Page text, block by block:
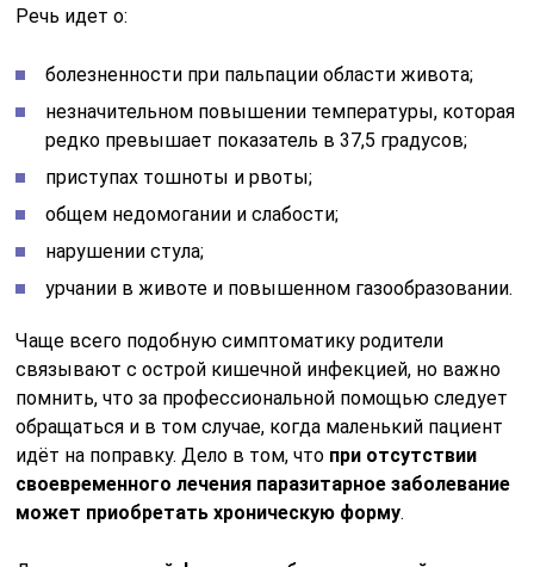
Речь идет о:
болезненности при пальпации области живота;
незначительном повышении температуры, которая
редко превышает показатель в 37,5 градусов;
приступах тошноты и рвоты;
общем недомогании и слабости;
нарушении стула;
урчании в животе и повышенном газообразовании.
Чаще всего подобную симптоматику родители
связывают с острой кишечной инфекцией, но важно
помнить, что за профессиональной помощью следует
обращаться и в том случае, когда маленький пациент
идёт на поправку. Дело в том, что при отсутствии
своевременного лечения паразитарное заболевание
может приобретать хроническую форму.